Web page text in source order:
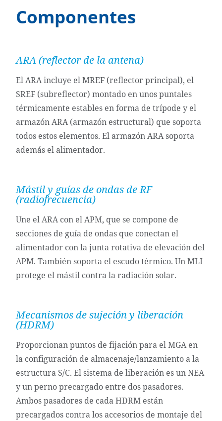
Componentes
ARA (reflector de la antena)
El ARA incluye el MREF (reflector principal), el
SREF (subreflector) montado en unos puntales
térmicamente estables en forma de trípode y el
armazón ARA (armazón estructural) que soporta
todos estos elementos. El armazón ARA soporta
además el alimentador.
Mástil y guías de ondas de RF
(radiofrecuencia)
Une el ARA con el APM, que se compone de
secciones de guía de ondas que conectan el
alimentador con la junta rotativa de elevación del
APM. También soporta el escudo térmico. Un MLI
protege el mástil contra la radiación solar.
Mecanismos de sujeción y liberación
(HDRM)
Proporcionan puntos de fijación para el MGA en
la configuración de almacenaje/lanzamiento a la
estructura S/C. El sistema de liberación es un NEA
y un perno precargado entre dos pasadores.
Ambos pasadores de cada HDRM están
precargados contra los accesorios de montaje del